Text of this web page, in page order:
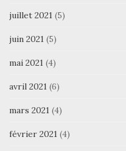
juillet 2021 (5)
juin 2021 (5)
mai 2021 (4)
avril 2021 (6)
mars 2021 (4)
février 2021 (4)